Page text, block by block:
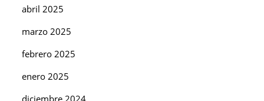
abril 2025
marzo 2025
febrero 2025
enero 2025